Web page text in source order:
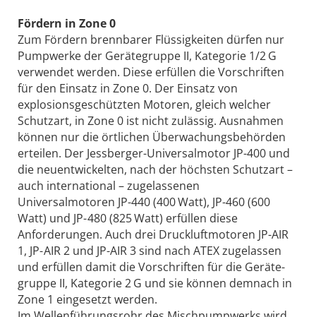
Fördern in Zone 0
Zum Fördern brennbarer Flüssigkeiten dürfen nur
Pumpwerke der Gerätegruppe II, Kategorie 1/2 G
verwendet werden. Diese erfüllen die Vorschriften
für den Einsatz in Zone 0. Der Einsatz von
explosionsgeschützten Motoren, gleich welcher
Schutzart, in Zone 0 ist nicht zulässig. Ausnahmen
können nur die örtlichen Überwachungsbehörden
erteilen. Der Jessberger-Universalmotor JP-400 und
die neuentwickelten, nach der höchsten Schutzart –
auch international – zugelassenen
Universalmotoren JP-440 (400 Watt), JP-460 (600
Watt) und JP- 480 (825 Watt) erfüllen diese
Anforderungen. Auch drei Druckluftmotoren JP-AIR
1, JP- AIR 2 und JP-AIR 3 sind nach ATEX zugelassen
und erfüllen damit die Vorschriften für die Geräte­
gruppe II, Kategorie 2 G und sie können demnach in
Zone 1 eingesetzt werden.